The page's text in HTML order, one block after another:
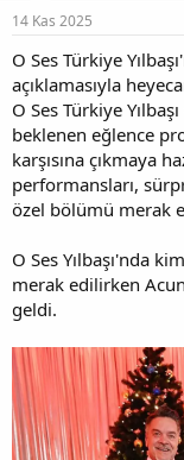
u
b
a
l
a
t
a
n
ç
t
a
r
i
h
i
14 Kas 2025
O Ses Türkiye
açıklamasıyla
O Ses Türkiye
beklenen eğlence
karşısına çıkmaya
performansları,
özel bölümü merak
O Ses Yılbaşı'nda
merak edilirken
geldi.